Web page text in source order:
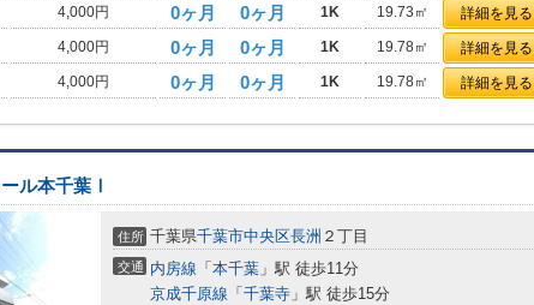
4,000円 0ヶ月 0ヶ月 1K 19.73㎡ 詳細を見る
4,000円 0ヶ月 0ヶ月 1K 19.78㎡ 詳細を見る
4,000円 0ヶ月 0ヶ月 1K 19.78㎡ 詳細を見る
ル本千葉Ⅰ
住所 千葉県千葉市中央区長洲 ２丁目
交通 内房線 「 本千葉 」駅 徒歩11分
京成千原線 「 千葉寺 」駅 徒歩15分